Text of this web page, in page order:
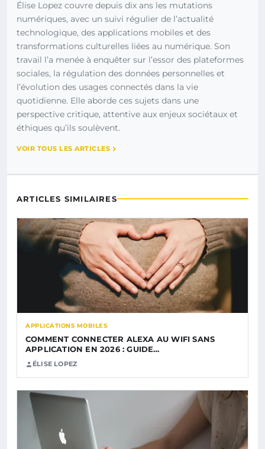
Élise Lopez couvre depuis dix ans les mutations
numériques, avec un suivi régulier de l’actualité
technologique, des applications mobiles et des
transformations culturelles liées au numérique. Son
travail l’a menée à enquêter sur l’essor des plateformes
sociales, la régulation des données personnelles et
l’évolution des usages connectés dans la vie
quotidienne. Elle aborde ces sujets dans une
perspective critique, attentive aux enjeux sociétaux et
éthiques qu’ils soulèvent.
VOIR TOUS LES ARTICLES
ARTICLES SIMILAIRES
APPLICATIONS MOBILES
COMMENT CONNECTER ALEXA AU WIFI SANS
APPLICATION EN 2026 : GUIDE…
ÉLISE LOPEZ